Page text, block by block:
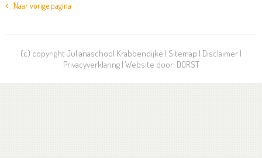
Naar vorige pagina
(c) copyright Julianaschool Krabbendijke | Sitemap | Disclaimer |
Privacyverklaring| Website door: DORST